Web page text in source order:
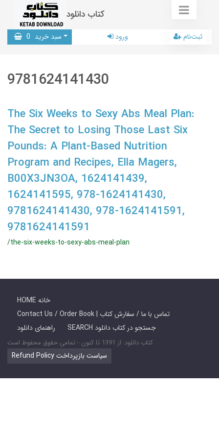
کتاب دانلود
سبد خرید 0 ورود ثبت‌نام
9781624141430
The Six Weeks to Sexy Abs Meal Plan:
The Secret to Losing Those Last Six
Pounds: A Plant-Based Nutrition
Program and Recipes, Ella Magers,
B00X3JN3OA, 1624141439,
1624141595, 978-1624141430,
9781624141430, 978-1624141591,
9781624141591
/the-six-weeks-to-sexy-abs-meal-plan
HOME خانه
Contact Us / Order Book | تماس با ما / سفارش کتاب
راهنمای دانلود
SEARCH جستجو در کتاب دانلود
کتاب دانلود: از 1391 تا کنون - تمامی حقوق محفوظ است
Refund Policy سیاست بازپرداخت